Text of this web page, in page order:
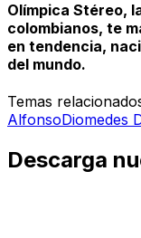
Olímpica Stéreo,
colombianos, te
en tendencia,
del mundo.
Temas
AlfonsoDiomedes
Descarga